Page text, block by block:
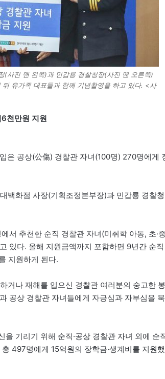
(사진 맨 왼쪽)과 민갑룡 경찰청장(사진 맨 오른쪽)
뒤 유가족 대표들과 함께 기념촬영을 하고 있다. <사
천만원 지원
은 공상(公傷) 경찰관 자녀(100명) 270명에게
백화점 사장(기획조정본부장)과 민갑룡 경찰
서 추천한 순직 경찰관 자녀(미취학 아동, 초·
있다. 올해 지원금액까지 포함하면 9년간 순
지원하게 된다.
거나 재해를 입으신 경찰관 여러분의 숭고한
공상 경찰관 자녀들에게 자긍심과 자부심을
을 기리기 위해 순직·공상 경찰관 자녀 외에 순
497명에게 15억원의 장학금·생계비를 지원